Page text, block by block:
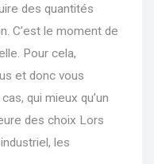
des quantités
C’est le moment de
Pour cela,
et donc vous
qui mieux qu’un
des choix Lors
les